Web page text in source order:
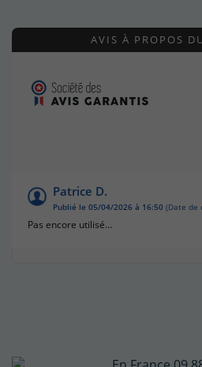
AVIS À PROPOS
Patrice D.
Publié le 05/04/2026 à 16:50 (Date de
Pas encore utilisé…